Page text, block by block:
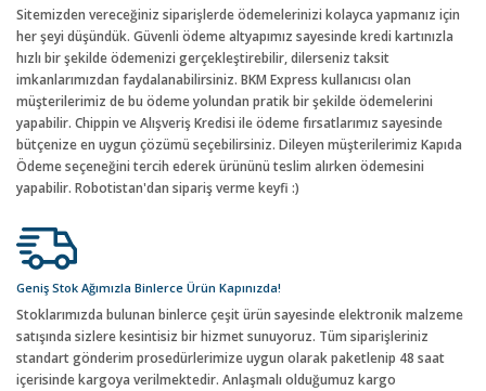
Sitemizden vereceğiniz siparişlerde ödemelerinizi kolayca yapmanız için
her şeyi düşündük. Güvenli ödeme altyapımız sayesinde kredi kartınızla
hızlı bir şekilde ödemenizi gerçekleştirebilir, dilerseniz taksit
imkanlarımızdan faydalanabilirsiniz. BKM Express kullanıcısı olan
müşterilerimiz de bu ödeme yolundan pratik bir şekilde ödemelerini
yapabilir. Chippin ve Alışveriş Kredisi ile ödeme fırsatlarımız sayesinde
bütçenize en uygun çözümü seçebilirsiniz. Dileyen müşterilerimiz Kapıda
Ödeme seçeneğini tercih ederek ürününü teslim alırken ödemesini
yapabilir. Robotistan'dan sipariş verme keyfi :)
Geniş Stok Ağımızla Binlerce Ürün Kapınızda!
Stoklarımızda bulunan binlerce çeşit ürün sayesinde elektronik malzeme
satışında sizlere kesintisiz bir hizmet sunuyoruz. Tüm siparişleriniz
standart gönderim prosedürlerimize uygun olarak paketlenip 48 saat
içerisinde kargoya verilmektedir. Anlaşmalı olduğumuz kargo